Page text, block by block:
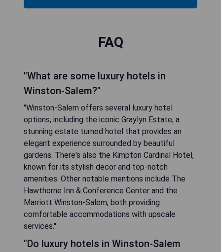
FAQ
"What are some luxury hotels in
Winston-Salem?"
"Winston-Salem offers several luxury hotel
options, including the iconic Graylyn Estate, a
stunning estate turned hotel that provides an
elegant experience surrounded by beautiful
gardens. There's also the Kimpton Cardinal Hotel,
known for its stylish decor and top-notch
amenities. Other notable mentions include The
Hawthorne Inn & Conference Center and the
Marriott Winston-Salem, both providing
comfortable accommodations with upscale
services."
"Do luxury hotels in Winston-Salem